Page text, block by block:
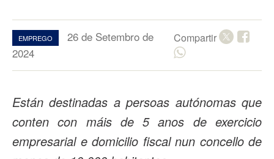
EMPREGO
26 de Setembro de
2024
Compartir
Están destinadas a persoas autónomas que
conten con máis de 5 anos de exercicio
empresarial e domicilio fiscal nun concello de